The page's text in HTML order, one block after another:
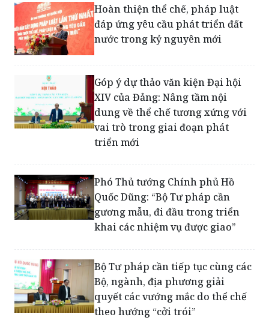
Hoàn thiện thể chế, pháp luật
đáp ứng yêu cầu phát triển đất
Góp ý dự thảo văn kiện Đại hội
XIV của Đảng: Nâng tầm nội
dung về thể chế tương xứng với
vai trò trong giai đoạn phát
Phó Thủ tướng Chính phủ Hồ
Quốc Dũng: “Bộ Tư pháp cần
gương mẫu, đi đầu trong triển
Bộ Tư pháp cần tiếp tục cùng các
Bộ, ngành, địa phương giải
quyết các vướng mắc do thể chế